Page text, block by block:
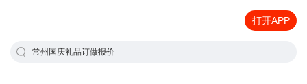
打开APP
常州国庆礼品订做报价